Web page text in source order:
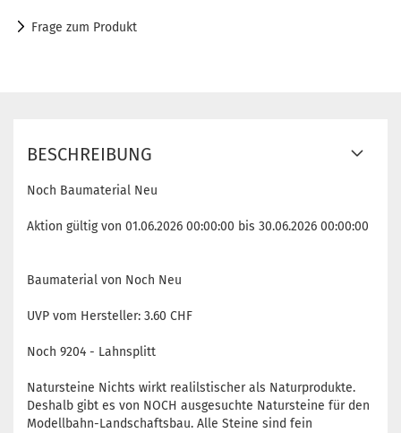
Frage zum Produkt
BESCHREIBUNG
Noch Baumaterial Neu
Aktion gültig von 01.06.2026 00:00:00 bis 30.06.2026 00:00:00
Baumaterial von Noch Neu
UVP vom Hersteller: 3.60 CHF
Noch 9204 - Lahnsplitt
Natursteine Nichts wirkt realilstischer als Naturprodukte.
Deshalb gibt es von NOCH ausgesuchte Natursteine für den
Modellbahn-Landschaftsbau. Alle Steine sind fein